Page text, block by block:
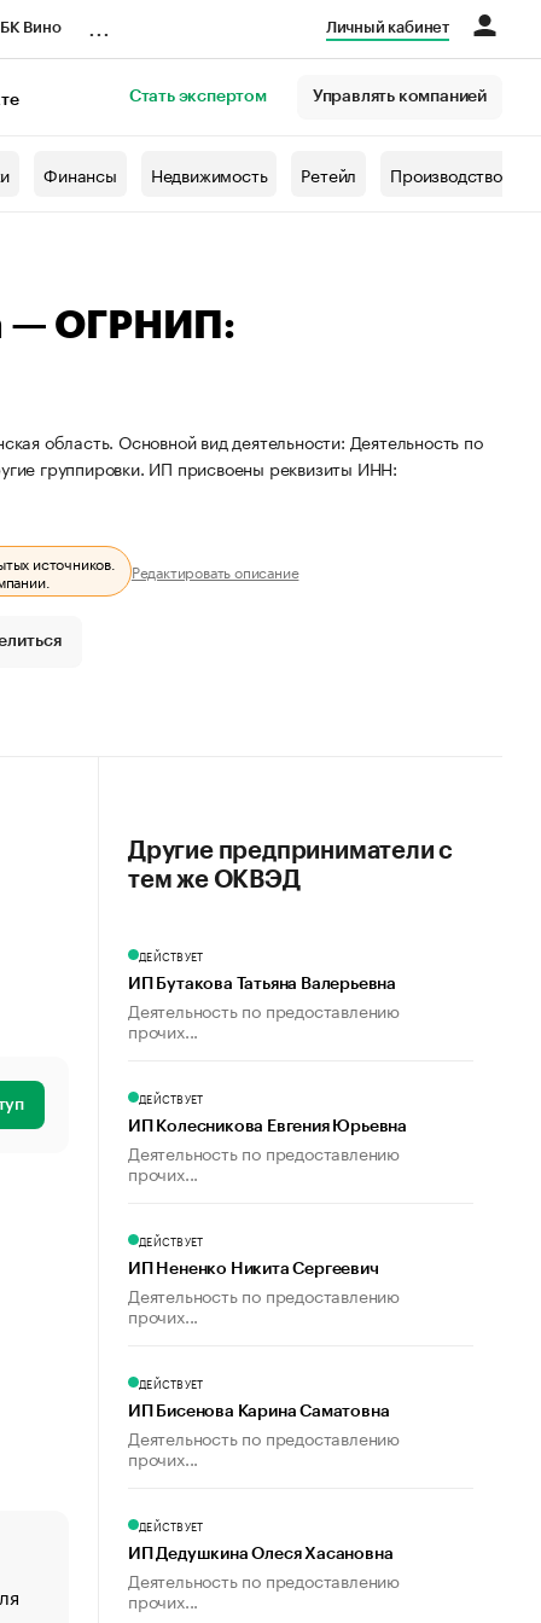
Вино Личный кабинет
Стать экспертом Управлять компанией
Финансы Недвижимость Ретейл Производство
— ОГРНИП:
область. Основной вид деятельности: Деятельность по
группировки. ИП присвоены реквизиты ИНН:
источников.
Редактировать описание
«От спорта тело стареет иначе». Как живет глава
Другие предприниматели с
тем же ОКВЭД
ДЕЙСТВУЕТ
ИП Бутакова Татьяна Валерьевна
Деятельность по предоставлению
прочих...
ДЕЙСТВУЕТ
ИП Колесникова Евгения Юрьевна
Деятельность по предоставлению
прочих...
ДЕЙСТВУЕТ
ИП Нененко Никита Сергеевич
Деятельность по предоставлению
прочих...
ДЕЙСТВУЕТ
ИП Бисенова Карина Саматовна
Деятельность по предоставлению
прочих...
ДЕЙСТВУЕТ
ИП Дедушкина Олеся Хасановна
Деятельность по предоставлению
прочих...